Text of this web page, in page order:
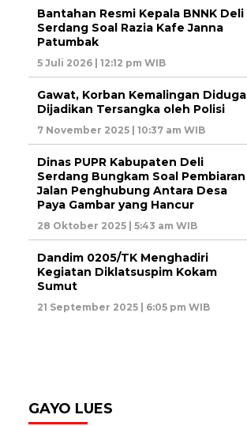
Bantahan Resmi Kepala BNNK Deli
Serdang Soal Razia Kafe Janna
Patumbak
5 Juli 2026 | 12:12 pm WIB
Gawat, Korban Kemalingan Diduga
Dijadikan Tersangka oleh Polisi
7 November 2025 | 10:37 am WIB
Dinas PUPR Kabupaten Deli
Serdang Bungkam Soal Pembiaran
Jalan Penghubung Antara Desa
Paya Gambar yang Hancur
28 Oktober 2025 | 5:43 am WIB
Dandim 0205/TK Menghadiri
Kegiatan Diklatsuspim Kokam
Sumut
21 September 2025 | 6:05 pm WIB
GAYO LUES